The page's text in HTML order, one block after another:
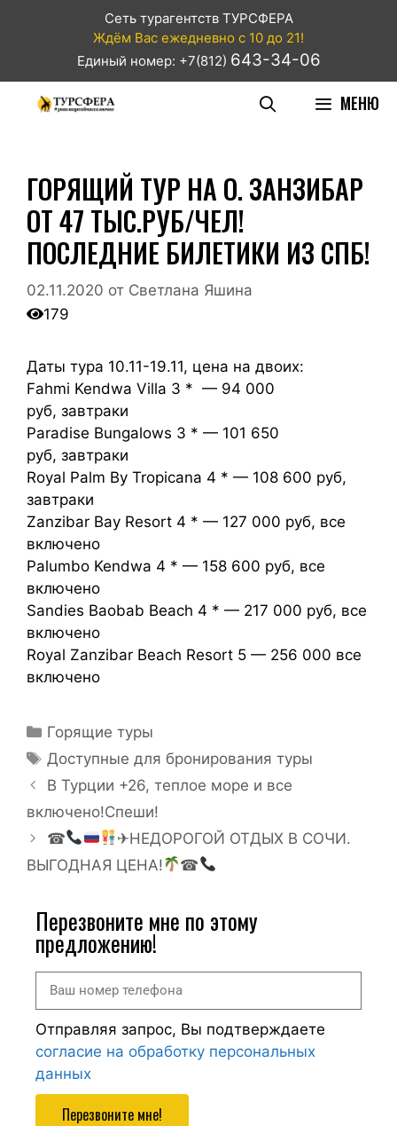
Сеть турагентств ТУРСФЕРА
Ждём Вас ежедневно с 10 до 21!
Единый номер: +7(812) 643-34-06
МЕНЮ
ГОРЯЩИЙ ТУР НА О. ЗАНЗИБАР
ОТ 47 ТЫС.РУБ/ЧЕЛ!
ПОСЛЕДНИЕ БИЛЕТИКИ ИЗ СПБ!
02.11.2020 от Светлана Яшина
179
Даты тура 10.11-19.11, цена на двоих:
Fahmi Kendwa Villa 3 * — 94 000
руб, завтраки
Paradise Bungalows 3 * — 101 650
руб, завтраки
Royal Palm By Tropicana 4 * — 108 600 руб,
завтраки
Zanzibar Bay Resort 4 * — 127 000 руб, все
включено
Palumbo Kendwa 4 * — 158 600 руб, все
включено
Sandies Baobab Beach 4 * — 217 000 руб, все
включено
Royal Zanzibar Beach Resort 5 — 256 000 все
включено
Горящие туры
Доступные для бронирования туры
В Турции +26, теплое море и все
включено!Спеши!
☎
✈НЕДОРОГОЙ ОТДЫХ В СОЧИ.
ВЫГОДНАЯ ЦЕНА!
☎
Перезвоните мне по этому
предложению!
Отправляя запрос, Вы подтверждаете
согласие на обработку персональных
данных
Перезвоните мне!